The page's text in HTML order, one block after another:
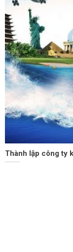
Thành lập công ty